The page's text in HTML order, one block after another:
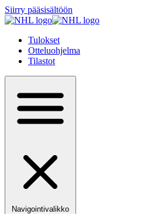
Siirry pääsisältöön
Tulokset
Otteluohjelma
Tilastot
Navigointivalikko